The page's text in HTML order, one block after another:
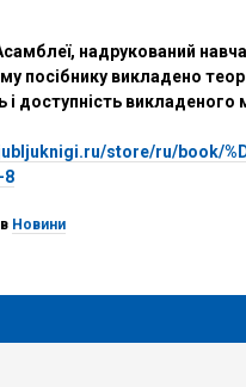
надрукований
посібнику викладено
і доступність
store/ru/book/
8
Новини